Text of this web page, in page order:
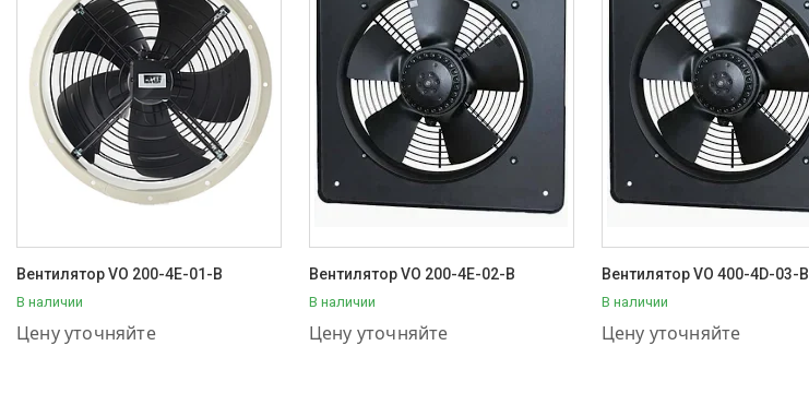
Вентилятор VO 200-4E-01-B
В наличии
Цену уточняйте
+7 (707) 111-57-56
Вентилятор VO 200-4E-02-B
В наличии
Цену уточняйте
+7 (707) 111-57-56
Вентилятор VO 400-4D-03-B
В наличии
Цену уточняйте
+7 (707) 111-57-56